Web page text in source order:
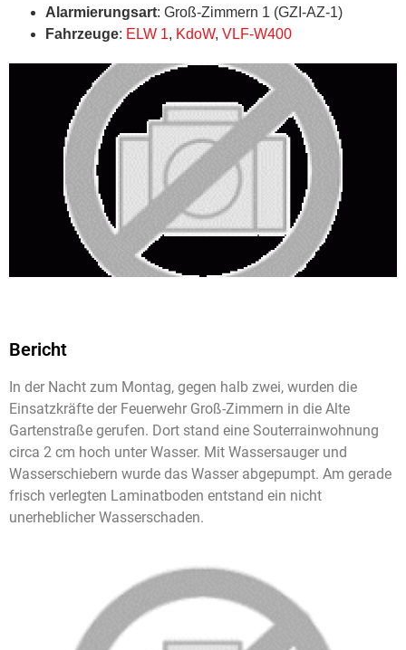
Alarmierungsart: Groß-Zimmern 1 (GZI-AZ-1)
Fahrzeuge: ELW 1, KdoW, VLF-W400
Bericht
In der Nacht zum Montag, gegen halb zwei, wurden die
Einsatzkräfte der Feuerwehr Groß-Zimmern in die Alte
Gartenstraße gerufen. Dort stand eine Souterrainwohnung
circa 2 cm hoch unter Wasser. Mit Wassersauger und
Wasserschiebern wurde das Wasser abgepumpt. Am gerade
frisch verlegten Laminatboden entstand ein nicht
unerheblicher Wasserschaden.